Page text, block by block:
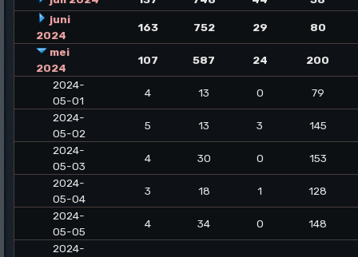
juni
2024
163 752 29
80
mei
2024
107 587 24
200
2024-
05-01
4 13 0
79
2024-
05-02
5 13 3
145
2024-
05-03
4 30 0
153
2024-
05-04
3 18 1
128
2024-
05-05
4 34 0
148
2024-